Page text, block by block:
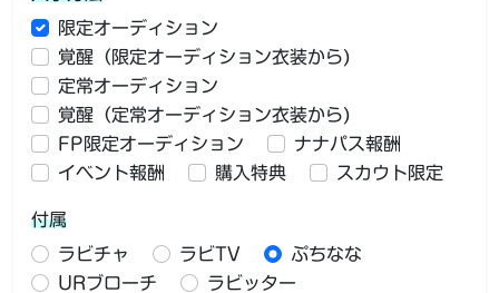
限定オーディション
覚醒（限定オーディション衣装から)
定常オーディション
覚醒（定常オーディション衣装から)
FP限定オーディション
ナナパス報酬
イベント報酬
購入特典 スカウト限定
付属
ラビチャ
ラビTV
ぷちなな
URブローチ
ラビッター